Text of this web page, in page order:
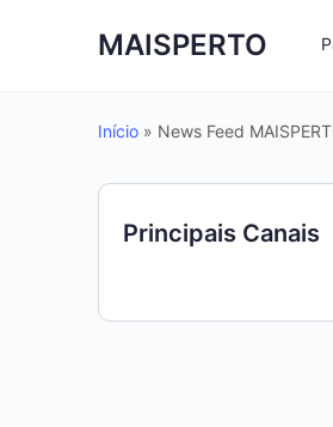
MAISPERTO
Início » News Feed
Principais Canais